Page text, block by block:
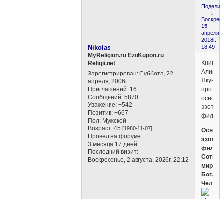
1
15
апреля,
2018г.
18:49
Nikolas
MyReligion.ru EzoKupon.ru
Religii.net
Зарегистрирован: Суббота, 22
апреля, 2006г.
Приглашений: 16
Сообщений: 5870
Уважение: +542
Позитив: +667
Пол: Мужской
Возраст: 45[1980-11-07]
Провел на форуме:
3 месяца 17 дней
Последний визит:
Воскресенье, 2 августа, 2026г. 22:12
Книги
Алины
про
мира.
Бог.